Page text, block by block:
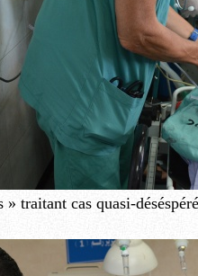
traitant cas quasi-